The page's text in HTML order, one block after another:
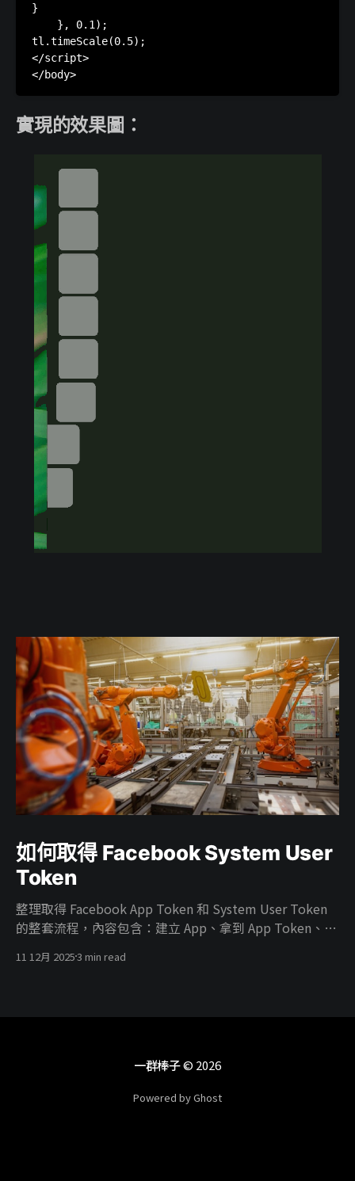
}
    }, 0.1);
tl.timeScale(0.5);
</script>
實現的效果圖：
如何取得 Facebook System User
Token
整理取得 Facebook App Token 和 System User Token
的整套流程，內容包含：建立 App、拿到 App Token、在
User、把 App 掛進 Business、開 ads_read／
11 12月 20253 min read
一群棒子© 2026
Powered by Ghost